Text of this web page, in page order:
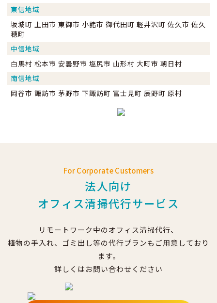
東信地域
坂城町 上田市 東御市 小諸市 御代田町 軽井沢町 佐久市 佐久
穂町
中信地域
白馬村 松本市 安曇野市 塩尻市 山形村 大町市 朝日村
南信地域
岡谷市 諏訪市 茅野市 下諏訪町 富士見町 辰野町 原村
For Corporate Customers
法人向け
オフィス清掃代行サービス
リモートワーク中のオフィス清掃代行、
植物の手入れ、ゴミ出し等の代行プランもご用意しており
ます。
詳しくはお問い合わせください